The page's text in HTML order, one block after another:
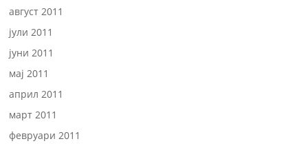
август 2011
јули 2011
јуни 2011
мај 2011
април 2011
март 2011
февруари 2011